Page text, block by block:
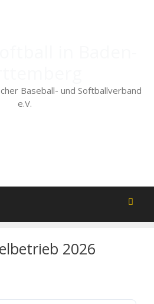
Baseball- und Softballverband
e.V.
2026